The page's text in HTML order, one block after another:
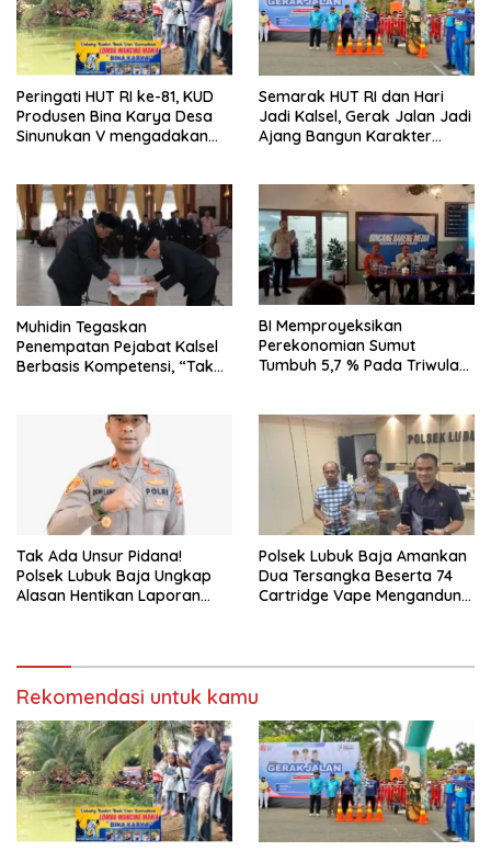
Peringati HUT RI ke-81, KUD
Produsen Bina Karya Desa
Sinunukan V mengadakan
Semarak HUT RI dan Hari
Jadi Kalsel, Gerak Jalan Jadi
Ajang Bangun Karakter
Muhidin Tegaskan
Penempatan Pejabat Kalsel
Berbasis Kompetensi, “Tak
BI Memproyeksikan
Perekonomian Sumut
Tumbuh 5,7 % Pada Triwulan
Tak Ada Unsur Pidana!
Polsek Lubuk Baja Ungkap
Alasan Hentikan Laporan
Polsek Lubuk Baja Amankan
Dua Tersangka Beserta 74
Cartridge Vape Mengandung
Rekomendasi untuk kamu